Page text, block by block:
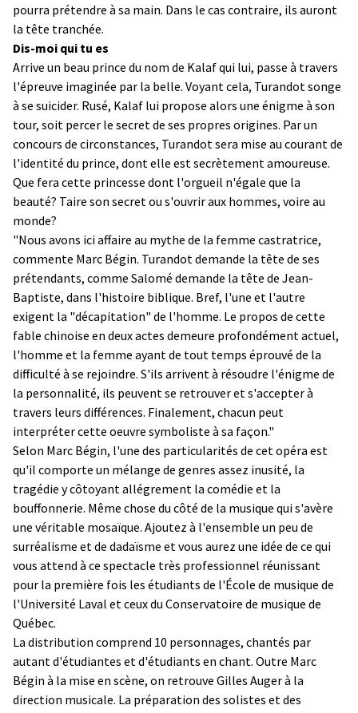
pourra prétendre à sa main. Dans le cas contraire, ils auront
la tête tranchée.
Dis-moi qui tu es
Arrive un beau prince du nom de Kalaf qui lui, passe à travers
l'épreuve imaginée par la belle. Voyant cela, Turandot songe
à se suicider. Rusé, Kalaf lui propose alors une énigme à son
tour, soit percer le secret de ses propres origines. Par un
concours de circonstances, Turandot sera mise au courant de
l'identité du prince, dont elle est secrètement amoureuse.
Que fera cette princesse dont l'orgueil n'égale que la
beauté? Taire son secret ou s'ouvrir aux hommes, voire au
monde?
"Nous avons ici affaire au mythe de la femme castratrice,
commente Marc Bégin. Turandot demande la tête de ses
prétendants, comme Salomé demande la tête de Jean-
Baptiste, dans l'histoire biblique. Bref, l'une et l'autre
exigent la "décapitation" de l'homme. Le propos de cette
fable chinoise en deux actes demeure profondément actuel,
l'homme et la femme ayant de tout temps éprouvé de la
difficulté à se rejoindre. S'ils arrivent à résoudre l'énigme de
la personnalité, ils peuvent se retrouver et s'accepter à
travers leurs différences. Finalement, chacun peut
interpréter cette oeuvre symboliste à sa façon."
Selon Marc Bégin, l'une des particularités de cet opéra est
qu'il comporte un mélange de genres assez inusité, la
tragédie y côtoyant allégrement la comédie et la
bouffonnerie. Même chose du côté de la musique qui s'avère
une véritable mosaïque. Ajoutez à l'ensemble un peu de
surréalisme et de dadaïsme et vous aurez une idée de ce qui
vous attend à ce spectacle très professionnel réunissant
pour la première fois les étudiants de l'École de musique de
l'Université Laval et ceux du Conservatoire de musique de
Québec.
La distribution comprend 10 personnages, chantés par
autant d'étudiantes et d'étudiants en chant. Outre Marc
Bégin à la mise en scène, on retrouve Gilles Auger à la
direction musicale. La préparation des solistes et des